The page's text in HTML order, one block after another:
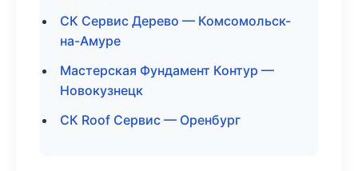
СК Сервис Дерево — Комсомольск-
на-Амуре
Мастерская Фундамент Контур —
Новокузнецк
СК Roof Сервис — Оренбург